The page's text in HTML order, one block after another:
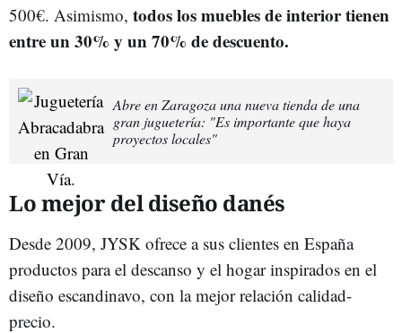
500€. Asimismo, todos los muebles de interior tienen
entre un 30% y un 70% de descuento.
Abre en Zaragoza una nueva tienda de una
gran juguetería: "Es importante que haya
proyectos locales"
Lo mejor del diseño danés
Desde 2009, JYSK ofrece a sus clientes en España
productos para el descanso y el hogar inspirados en el
diseño escandinavo, con la mejor relación calidad-
precio.